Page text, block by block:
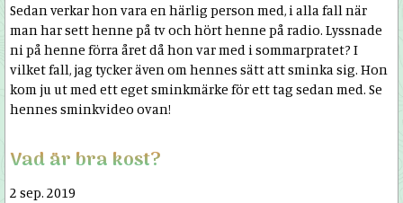
Sedan verkar hon vara en härlig person med, i alla fall när
man har sett henne på tv och hört henne på radio. Lyssnade
ni på henne förra året då hon var med i sommarpratet? I
vilket fall, jag tycker även om hennes sätt att sminka sig. Hon
kom ju ut med ett eget sminkmärke för ett tag sedan med. Se
hennes sminkvideo ovan!
Vad är bra kost?
2 sep. 2019